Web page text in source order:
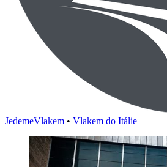
JedemeVlakem • Vlakem do Itálie